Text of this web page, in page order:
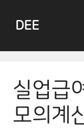
DEE
실업급
모의계